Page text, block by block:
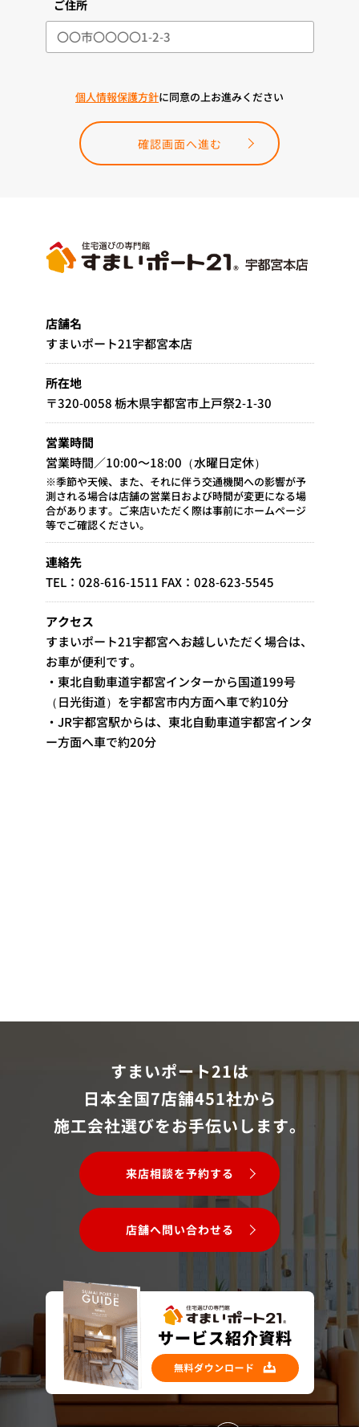
ご住所
個人情報保護方針に同意の上お進みください
確認画面へ進む
店舗名
すまいポート21宇都宮本店
所在地
〒320-0058 栃木県宇都宮市上戸祭2-1-30
営業時間
営業時間／10:00～18:00（水曜日定休）
※季節や天候、また、それに伴う交通機関への影響が予
測される場合は店舗の営業日および時間が変更になる場
合があります。ご来店いただく際は事前にホームページ
等でご確認ください。
連絡先
TEL：028-616-1511 FAX：028-623-5545
アクセス
すまいポート21宇都宮へお越しいただく場合は、
お車が便利です。
・東北自動車道宇都宮インターから国道199号
（日光街道）を宇都宮市内方面へ車で約10分
・JR宇都宮駅からは、東北自動車道宇都宮インタ
ー方面へ車で約20分
すまいポート21は
日本全国7店舗451社から
施工会社選びをお手伝いします。
来店相談を予約する
店舗へ問い合わせる